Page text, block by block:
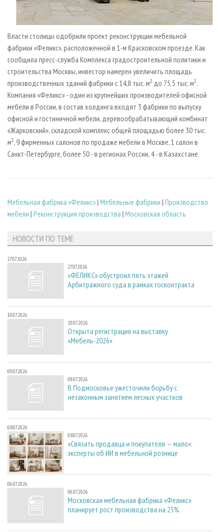
Власти столицы одобрили проект реконструкции мебельной
фабрики «Феликс», расположенной в 1-м Красковском проезде. Как
сообщила пресс-служба Комплекса градостроительной политики и
строительства Москвы, инвестор намерен увеличить площадь
производственных зданий фабрики с 14,8 тыс. м2 до 75,5 тыс. м2.
Компания «Феликс» - один из крупнейших производителей офисной
мебели в России, в состав холдинга входят 3 фабрики по выпуску
офисной и гостиничной мебели, деревообрабатывающий комбинат
«Жарковский», складской комплекс общей площадью более 30 тыс.
м2, 9 фирменных салонов по продаже мебели в Москве, 1 салон в
Санкт-Петербурге, более 50 - в регионах России, 4 - в Казахстане.
Мебельная фабрика «Феликс»| Мебельные фабрики | Производство
мебели | Реконструкция производства | Московская область
НОВОСТИ ПО ТЕМЕ
27.07.2026
27.07.2026
«ФЕЛИКС» обустроил пять этажей
Арбитражного суда в рамках госконтракта
10.07.2026
10.07.2026
Открыта регистрация на выставку
«Мебель-2026»
09.07.2026
09.07.2026
В Подмосковье ужесточили борьбу с
незаконным занятием лесных участков
08.07.2026
08.07.2026
«Связать продавца и покупателя — мало»:
эксперты об ИИ в мебельной рознице
06.07.2026
06.07.2026
Московская мебельная фабрика «Феликс»
планирует рост производства на 25%